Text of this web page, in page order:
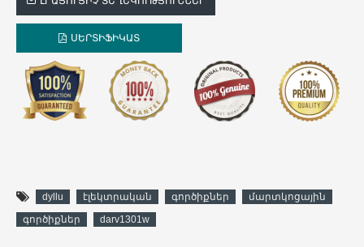
ՍԵՐՏԻՖԻԿԱՏ
dyllu էլեկտրական գործիքներ
մարտկոցային
գործիքներ
darv1301w